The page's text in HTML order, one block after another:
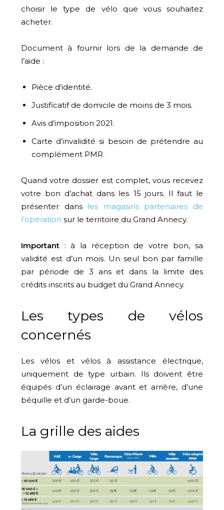
choisir le type de vélo que vous souhaitez
acheter.
Document à fournir lors de la demande de
l’aide :
Pièce d’identité.
Justificatif de domicile de moins de 3 mois.
Avis d’imposition 2021.
Carte d’invalidité si besoin de prétendre au
complément PMR.
Quand votre dossier est complet, vous recevez
votre bon d’achat dans les 15 jours. Il faut le
présenter dans les magasins partenaires de
l’opération sur le territoire du Grand Annecy.
Important : à la réception de votre bon, sa
validité est d’un mois. Un seul bon par famille
par période de 3 ans et dans la limite des
crédits inscrits au budget du Grand Annecy.
Les types de vélos
concernés
Les vélos et vélos à assistance électrique,
uniquement de type urbain. Ils doivent être
équipés d’un éclairage avant et arrière, d’une
béquille et d’un garde-boue.
La grille des aides